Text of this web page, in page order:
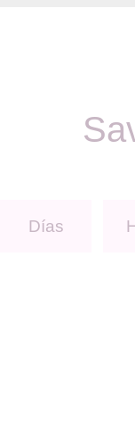
Días